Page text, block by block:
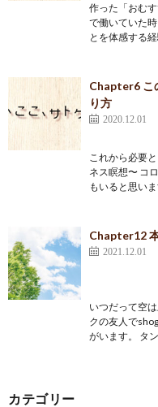
作った「おむ
で働いていた
とを体感する
Chapter6 こ
り方
2020.12.01
これから必要
ネス瞑想〜 コ
もいると思い
Chapter12
2021.12.01
いつだって空
クの友人で
がいます。 タ
カテゴリー